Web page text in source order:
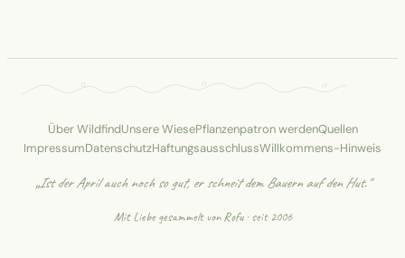
Über WildfindUnsere WiesePflanzenpatron werdenQuellen
ImpressumDatenschutzHaftungsausschlussWillkommens-Hinweis
„Ist der April auch noch so gut, er schneit dem Bauern auf den Hut."
Mit Liebe gesammelt vonRofu· seit 2006